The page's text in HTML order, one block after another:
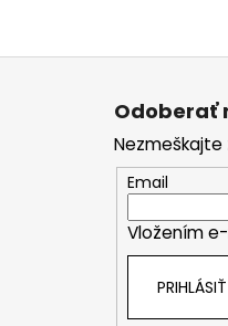
Z
Odoberať
Email
Vložením